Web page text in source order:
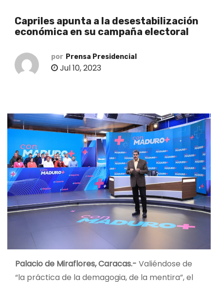
Capriles apunta a la desestabilización
económica en su campaña electoral
por Prensa Presidencial
Jul 10, 2023
Palacio de Miraflores, Caracas.- Valiéndose de
“la práctica de la demagogia, de la mentira”, el